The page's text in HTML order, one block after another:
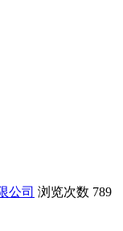
公司 浏览次数 789